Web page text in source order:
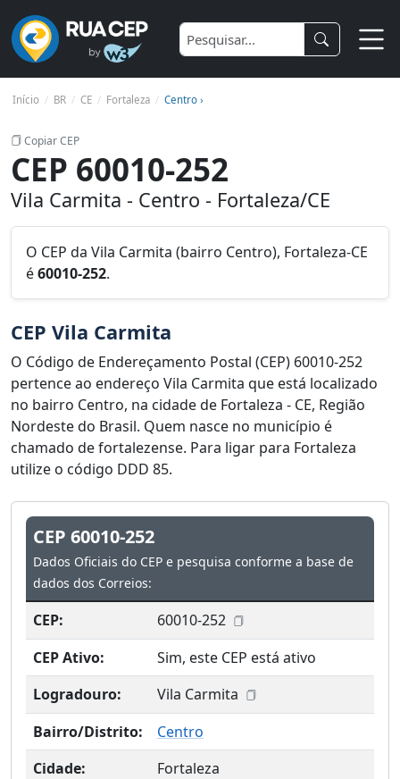
Início BR CE Fortaleza Centro ›
Copiar CEP
CEP 60010-252
Vila Carmita - Centro - Fortaleza/CE
O CEP da Vila Carmita (bairro Centro), Fortaleza-CE
é60010-252.
CEP Vila Carmita
O Código de Endereçamento Postal (CEP) 60010-252
pertence ao endereço Vila Carmita que está localizado
no bairro Centro, na cidade de Fortaleza - CE, Região
Nordeste do Brasil. Quem nasce no município é
chamado de fortalezense. Para ligar para Fortaleza
utilize o código DDD 85.
CEP 60010-252
Dados Oficiais do CEP e pesquisa conforme a base de
dados dos Correios:
CEP:
60010-252
CEP Ativo:
Sim, este CEP está ativo
Logradouro:
Vila Carmita
Bairro/Distrito:
Centro
Cidade:
Fortaleza